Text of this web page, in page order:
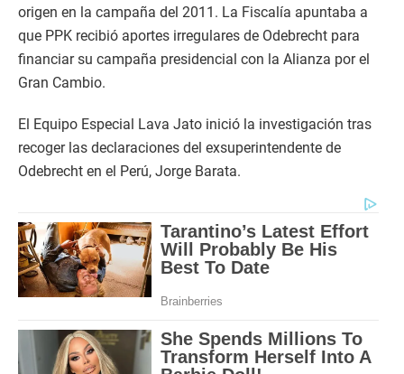
origen en la campaña del 2011. La Fiscalía apuntaba a
que PPK recibió aportes irregulares de Odebrecht para
financiar su campaña presidencial con la Alianza por el
Gran Cambio.
El Equipo Especial Lava Jato inició la investigación tras
recoger las declaraciones del exsuperintendente de
Odebrecht en el Perú, Jorge Barata.